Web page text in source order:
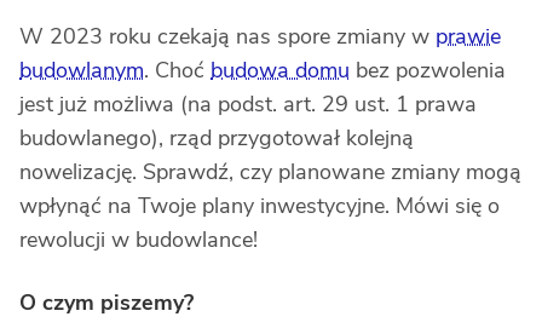
W 2023 roku czekają nas spore zmiany w prawie
budowlanym. Choć budowa domu bez pozwolenia
jest już możliwa (na podst. art. 29 ust. 1 prawa
budowlanego), rząd przygotował kolejną
nowelizację. Sprawdź, czy planowane zmiany mogą
wpłynąć na Twoje plany inwestycyjne. Mówi się o
rewolucji w budowlance!
O czym piszemy?